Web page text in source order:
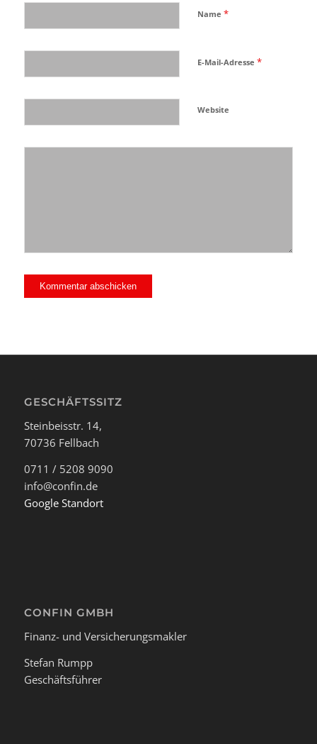
Name *
E-Mail-Adresse *
Website
GESCHÄFTSSITZ
Steinbeisstr. 14,
70736 Fellbach
0711 / 5208 9090
info@confin.de
Google Standort
CONFIN GMBH
Finanz- und Versicherungsmakler
Stefan Rumpp
Geschäftsführer